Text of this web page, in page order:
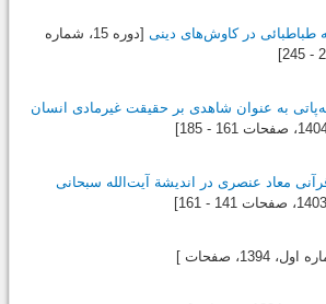
‌طباطبائی در کاوش‌های دینی
[دوره 15، شماره
به عنوان شاهدی بر حقیقت غیرمادی انسان
، صفحات 161 - 185]
قرآنی معاد عنصری در اندیشة آیت‌الله سبحانی
1403، صفحات 141 - 161]
1394، صفحات ]